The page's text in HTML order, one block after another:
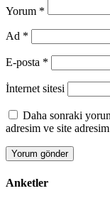
Yorum *
Ad *
E-posta *
İnternet sitesi
Daha sonraki
adresim ve site
Anketler